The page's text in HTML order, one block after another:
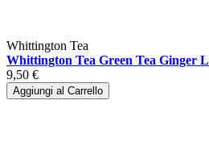
Whittington Tea
Whittington Tea Green Tea Ginger
9,50 €
Aggiungi al Carrello